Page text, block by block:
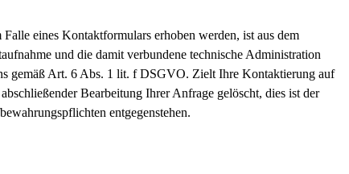
eines Kontaktformulars erhoben werden, ist aus dem
und die damit verbundene technische Administration
gemäß Art. 6 Abs. 1 lit. f DSGVO. Zielt Ihre Kontaktierung auf
Bearbeitung Ihrer Anfrage gelöscht, dies ist der
entgegenstehen.